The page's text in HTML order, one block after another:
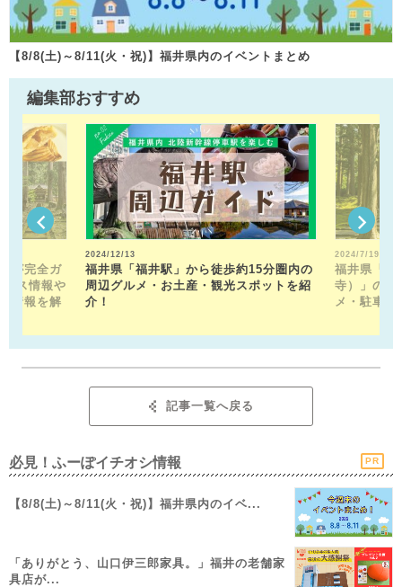
【8/8(土)～8/11(火・祝)】福井県内のイベントまとめ
編集部おすすめ
が完全ガ
ス情報や
情報を解
2024/12/13
福井県「福井駅」から徒歩約15分圏内の
周辺グルメ・お土産・観光スポットを紹
介！
2024/7/19
福井県「平
寺）」の見
メ・駐車
記事一覧へ戻る
必見！ふーぽイチオシ情報 PR
【8/8(土)～8/11(火・祝)】福井県内のイベ...
「ありがとう、山口伊三郎家具。」福井の老舗家
具店が...